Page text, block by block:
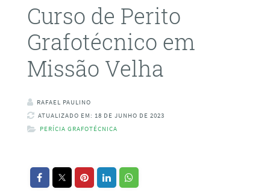
Curso de Perito
Grafotécnico em
Missão Velha
RAFAEL PAULINO
ATUALIZADO EM: 18 DE JUNHO DE 2023
PERÍCIA GRAFOTÉCNICA